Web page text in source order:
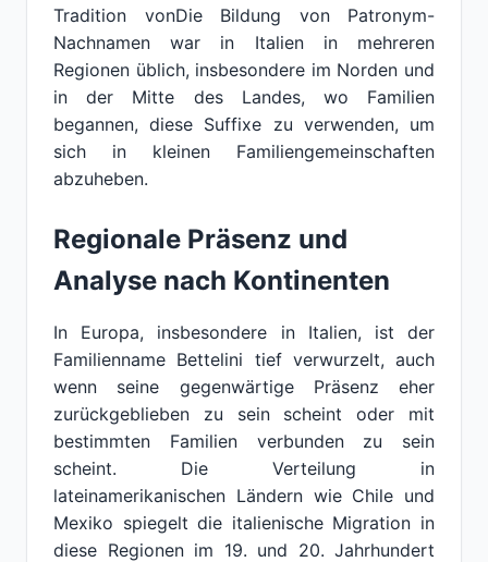
Tradition vonDie Bildung von Patronym-
Nachnamen war in Italien in mehreren
Regionen üblich, insbesondere im Norden und
in der Mitte des Landes, wo Familien
begannen, diese Suffixe zu verwenden, um
sich in kleinen Familiengemeinschaften
abzuheben.
Regionale Präsenz und
Analyse nach Kontinenten
In Europa, insbesondere in Italien, ist der
Familienname Bettelini tief verwurzelt, auch
wenn seine gegenwärtige Präsenz eher
zurückgeblieben zu sein scheint oder mit
bestimmten Familien verbunden zu sein
scheint. Die Verteilung in
lateinamerikanischen Ländern wie Chile und
Mexiko spiegelt die italienische Migration in
diese Regionen im 19. und 20. Jahrhundert